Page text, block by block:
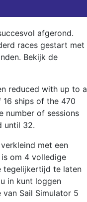
afgerond.
races gestart met
Bekijk de
reduced with up to a
ships of the 470
number of sessions
until 32.
met een
om 4 volledige
tegelijkertijd te laten
in kunt loggen
Sail Simulator 5